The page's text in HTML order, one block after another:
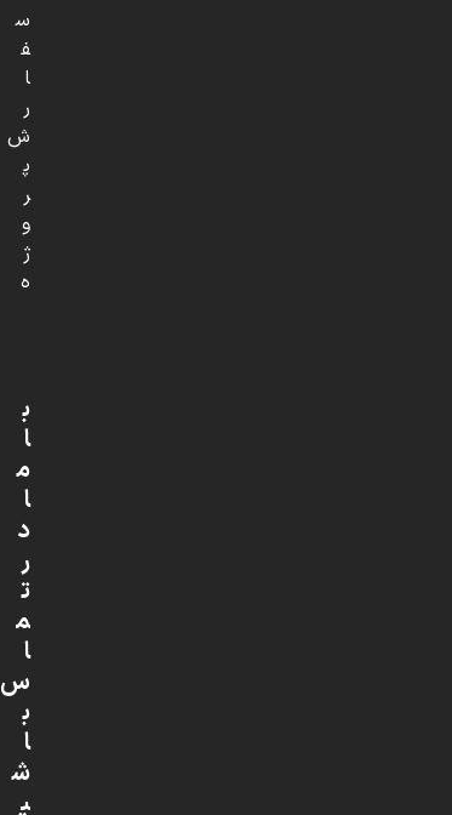
س
ف
ا
ر
ش
پ
ر
و
ژ
ه
ب
ا
م
ا
د
ر
ت
م
ا
س
ب
ا
ش
ی